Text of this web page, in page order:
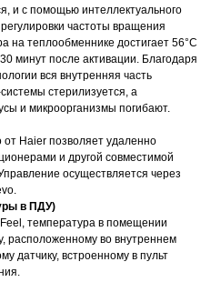
и с помощью интеллектуального
частоты вращения
на теплообменнике достигает 56°С
минут после активации. Благодаря
вся внутренняя часть
стерилизуется, а
и микроорганизмы погибают.
от Haier позволяет удаленно
и другой совместимой
осуществляется через
в ПДУ)
температура в помещении
расположенному во внутреннем
датчику, встроенному в пульт